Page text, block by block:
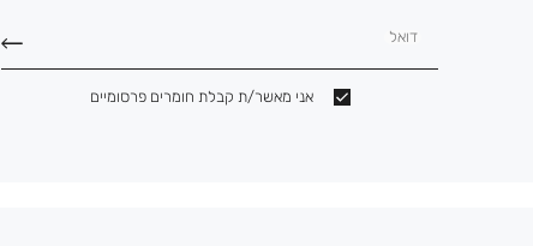
דואל
אני מאשר/ת קבלת חומרים פרסומיים